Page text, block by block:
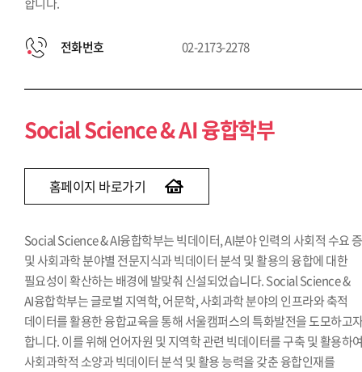
전화번호 02-2173-2278
Social Science & AI 융합학부
홈페이지 바로가기
Social Science & AI융합학부는 빅데이터, AI분야 인력의 사회적 수요
및 사회과학 분야별 전문지식과 빅데이터 분석 및 활용의 융합에 대한
필요성이 확산하는 배경에 발맞춰 신설되었습니다. Social Science &
AI융합학부는 글로벌 지역학, 어문학, 사회과학 분야의 인프라와 축적
데이터를 활용한 융합교육을 통해 서울캠퍼스의 특화발전을 도모하고
합니다. 이를 위해 언어자원 및 지역학 관련 빅데이터를 구축 및 활용하
사회과학적 소양과 빅데이터 분석 및 활용 능력을 갖춘 융합인재를